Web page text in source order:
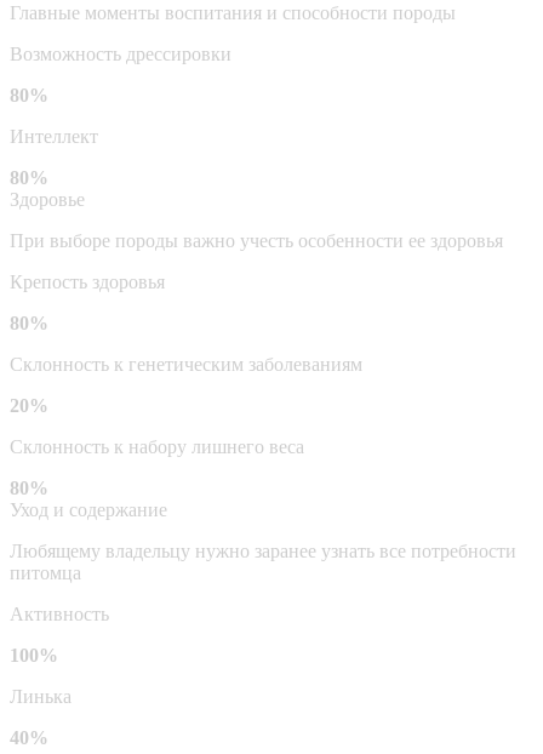
Главные моменты воспитания и способности породы
Возможность дрессировки
80%
Интеллект
80%
Здоровье
При выборе породы важно учесть особенности ее здоровья
Крепость здоровья
80%
Склонность к генетическим заболеваниям
20%
Склонность к набору лишнего веса
80%
Уход и содержание
Любящему владельцу нужно заранее узнать все потребности
питомца
Активность
100%
Линька
40%